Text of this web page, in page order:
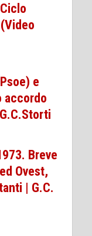
e
accordo
Breve
Ovest,
| G.C.